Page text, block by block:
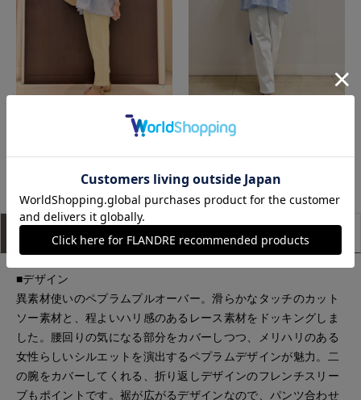
福山天満屋店INED/7-IDconcept./Maglie 池袋東武ROBE SUPERIOR CLOSET
アイテム説明 購入レビュー
■デザイン
異素材使いのペプラムプルオーバー。滑らかなタッチのカット
ソー素材と、程よいハリ感のあるレース素材をドッキングしま
した。腰回りの気になる部分をカバーしつつ、メリハリのある
女性らしいシルエットを演出するペプラムデザインが魅力。二
の腕をカバーしてくれる、折り返しデザインのフレンチスリー
ブもポイントです。裾が広がるデザインなので、パンツ合わせ